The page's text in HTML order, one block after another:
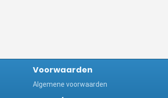
Voorwaarden
Algemene voorwaarden